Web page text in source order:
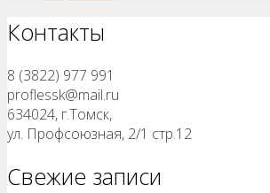
Контакты
8 (3822) 977 991
proflessk@mail.ru
634024, г.Томск,
ул. Профсоюзная, 2/1 стр.12
Свежие записи